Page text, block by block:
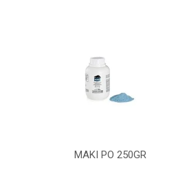
MAKI PO 250GR